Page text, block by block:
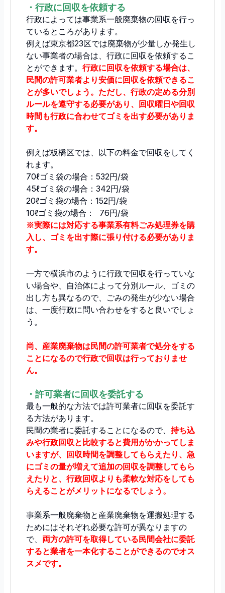
・行政に回収を依頼する
行政によっては事業系一般廃棄物の回収を行っ
ているところがあります。
例えば東京都23区では廃棄物が少量しか発生し
ない事業者の場合は、行政に回収を依頼するこ
とができます。 行政に回収を依頼する場合は、
民間の許可業者より安価に回収を依頼できるこ
とが多いでしょう。ただし、行政の定める分別
ルールを遵守する必要があり、回収曜日や回収
時間も行政に合わせてゴミを出す必要がありま
す。
例えば板橋区では、以下の料金で回収をしてく
れます。
70ℓゴミ袋の場合：532円/袋
45ℓゴミ袋の場合：342円/袋
20ℓゴミ袋の場合：152円/袋
10ℓゴミ袋の場合： 76円/袋
※実際には対応する事業系有料ごみ処理券を購
入し、ゴミを出す際に張り付ける必要がありま
す。
一方で横浜市のように行政で回収を行っていな
い場合や、自治体によって分別ルール、ゴミの
出し方も異なるので、ごみの発生が少ない場合
は、一度行政に問い合わせをすると良いでしょ
う。
尚、産業廃棄物は民間の許可業者で処分をする
ことになるので行政で回収は行っておりませ
ん。
・許可業者に回収を委託する
最も一般的な方法では許可業者に回収を委託す
る方法があります。
民間の業者に委託することになるので、 持ち込
みや行政回収と比較すると費用がかかってしま
いますが、回収時間を調整してもらえたり、急
にゴミの量が増えて追加の回収を調整してもら
えたりと、行政回収よりも柔軟な対応をしても
らえることがメリットになるでしょう。
事業系一般廃棄物と産業廃棄物を運搬処理する
ためにはそれぞれ必要な許可が異なりますの
で、 両方の許可を取得している民間会社に委託
すると業者を一本化することができるのでオス
スメです。